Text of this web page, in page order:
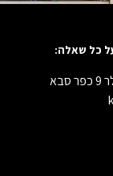
כל שאלה: